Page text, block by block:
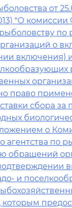
от
"О
рыболовству
о
включения)
право
сбора за
о
агентства по
обращений
и
которым